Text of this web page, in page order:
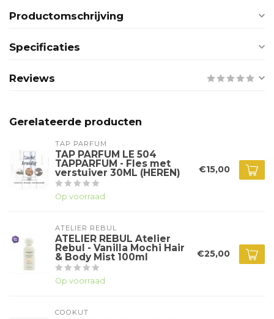
Productomschrijving
Specificaties
Reviews
Gerelateerde producten
TAP PARFUM
TAP PARFUM LE 504
TAPPARFUM - Fles met
verstuiver 30ML (HEREN)
Op voorraad
€15,00
ATELIER REBUL
ATELIER REBUL Atelier
Rebul - Vanilla Mochi Hair
& Body Mist 100ml
Op voorraad
€25,00
COOKUT